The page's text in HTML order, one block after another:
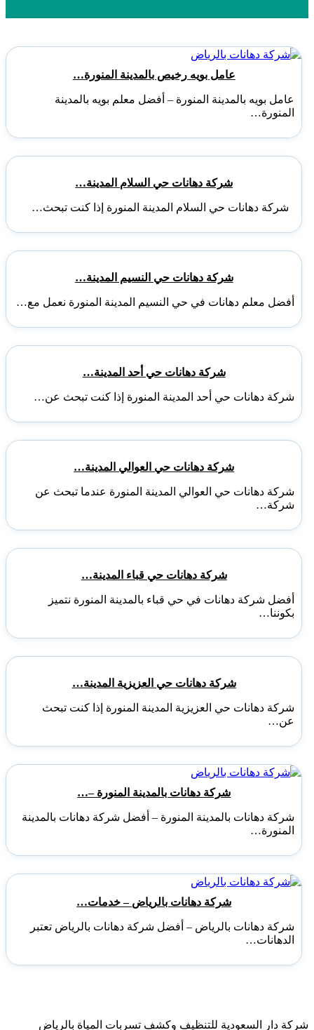
عامل بويه رخيص بالمدينة المنورة…
عامل بويه بالمدينة المنورة – أفضل معلم بويه بالمدينة
المنورة…
شركة دهانات حي السلام المدينة…
شركة دهانات حي السلام المدينة المنورة إذا كنت تبحث…
شركة دهانات حي النسيم المدينة…
أفضل معلم دهانات في حي النسيم المدينة المنورة نعمل مع…
شركة دهانات حي أحد المدينة…
شركة دهانات حي أحد المدينة المنورة إذا كنت تبحث عن…
شركة دهانات حي العوالي المدينة…
شركة دهانات حي العوالي المدينة المنورة عندما تبحث عن
شركة…
شركة دهانات حي قباء المدينة…
أفضل شركة دهانات في حي قباء بالمدينة المنورة نتميز
بكوننا…
شركة دهانات حي العزيزية المدينة…
شركة دهانات حي العزيزية المدينة المنورة إذا كنت تبحث
عن…
شركة دهانات بالمدينة المنورة –…
شركة دهانات بالمدينة المنورة – أفضل شركة دهانات بالمدينة
المنورة…
شركة دهانات بالرياض – خدمات…
شركة دهانات بالرياض – أفضل شركة دهانات بالرياض تعتبر
الدهانات…
شركة دار السعودية للتنظيف وكشف تسربات المياة بالرياض